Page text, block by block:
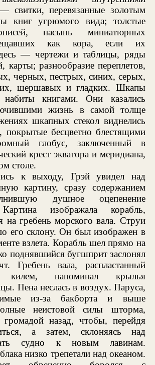
свитки, перевязанные золотым
книг угрюмого вида; толстые
насыпь миниатюрных
как кора, если их
— чертежи и таблицы, ряды
карты; разнообразие переплетов,
черных, пестрых, синих, серых,
шершавых и гладких. Шкапы
книгами. Они казались
жизнь в самой толще
шкапных стекол виднелись
покрытые бесцветно блестящими
глобус, заключенный в
крест экватора и меридиана,
столе.
к выходу, Грэй увидел над
картину, сразу содержанием
душное оцепенение
изображала корабль,
гребень морского вала. Струи
его склону. Он был изображен в
взлета. Корабль шел прямо на
поднявшийся бугшприт заслонял
Гребень вала, распластанный
килем, напоминал крылья
Пена неслась в воздух. Паруса,
из-за бакборта и выше
неистовой силы шторма,
громадой назад, чтобы, перейдя
а затем, склоняясь над
судно к новым лавинам.
низко трепетали над океаном.